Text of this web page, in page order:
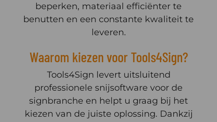
beperken, materiaal efficiënter te
benutten en een constante kwaliteit te
leveren.
Waarom kiezen voor Tools4Sign?
Tools4Sign levert uitsluitend
professionele snijsoftware voor de
signbranche en helpt u graag bij het
kiezen van de juiste oplossing. Dankzij